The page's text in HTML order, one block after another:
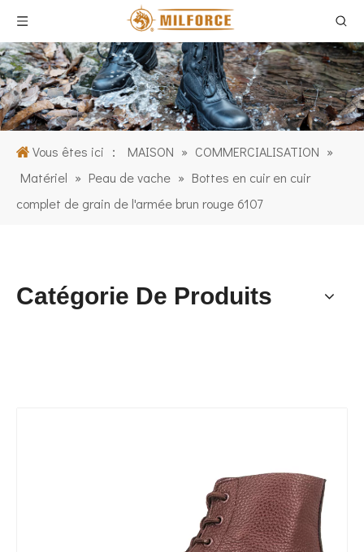
Vous êtes ici ： MAISON » COMMERCIALISATION »
Matériel » Peau de vache » Bottes en cuir en cuir
complet de grain de l'armée brun rouge 6107
Catégorie De Produits